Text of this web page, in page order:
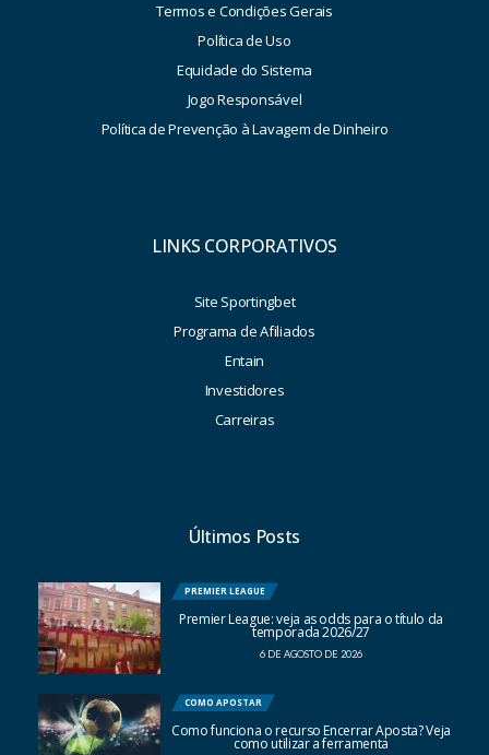
Termos e Condições Gerais
Política de Uso
Equidade do Sistema
Jogo Responsável
Política de Prevenção à Lavagem de Dinheiro
LINKS CORPORATIVOS
Site Sportingbet
Programa de Afiliados
Entain
Investidores
Carreiras
Últimos Posts
PREMIER LEAGUE
Premier League: veja as odds para o título da
temporada 2026/27
6 DE AGOSTO DE 2026
COMO APOSTAR
Como funciona o recurso Encerrar Aposta? Veja
como utilizar a ferramenta